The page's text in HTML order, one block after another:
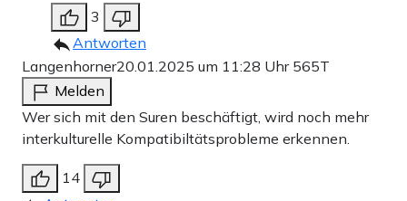
3
Antworten
Langenhorner20.01.2025 um 11:28 Uhr 565T
Melden
Wer sich mit den Suren beschäftigt, wird noch mehr
interkulturelle Kompatibiltätsprobleme erkennen.
14